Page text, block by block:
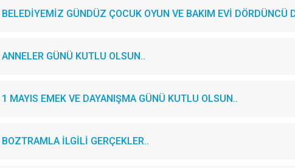
BELEDİYEMİZ GÜNDÜZ ÇOCUK OYUN VE BAKIM EVİ DÖRDÜNCÜ
ANNELER GÜNÜ KUTLU OLSUN..
1 MAYIS EMEK VE DAYANIŞMA GÜNÜ KUTLU OLSUN..
BOZTRAMLA İLGİLİ GERÇEKLER..